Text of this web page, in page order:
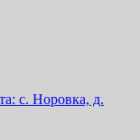
с. Норовка, д.